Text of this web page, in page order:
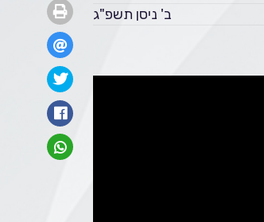
ב' ניסן תשפ"ג